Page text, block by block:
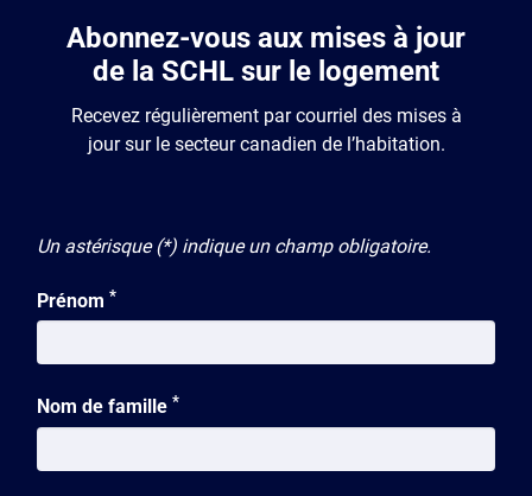
Logements neufs
Rénovation
Impact social
Enquête
Abonnez-vous aux mises à jour
de la SCHL sur le logement
Recevez régulièrement par courriel des mises à
jour sur le secteur canadien de l’habitation.
Un astérisque (*) indique un champ obligatoire.
Prénom *
Nom de famille *